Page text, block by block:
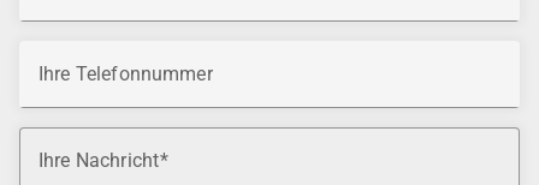
Ihre Telefonnummer
Ihre Nachricht